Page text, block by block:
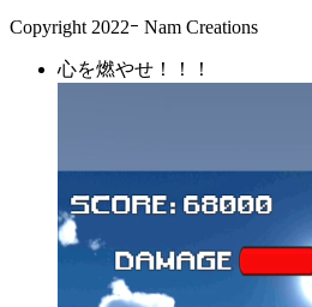
Copyright 2022ｰ Nam Creations
心を燃やせ！！！